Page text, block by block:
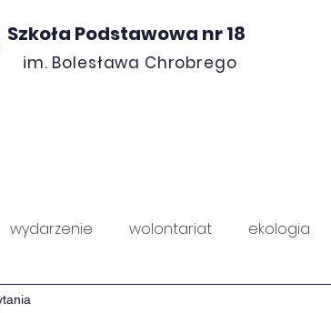
Szkoła Podstawowa nr 18
im. Bolesława Chrobrego
wydarzenie wolontariat ekologia